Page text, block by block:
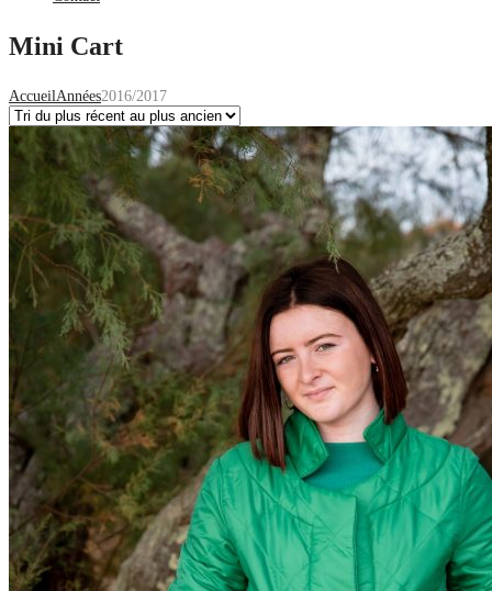
Mini Cart
AccueilAnnées2016/2017